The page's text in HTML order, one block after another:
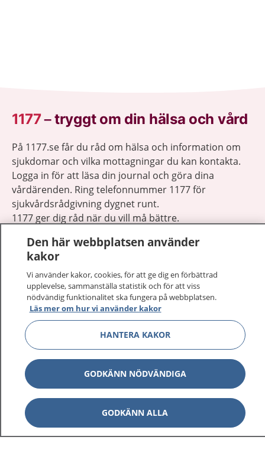
1177–tryggt om din hälsa och vård
På 1177.se får du råd om hälsa och information om
sjukdomar och vilka mottagningar du kan kontakta.
Logga in för att läsa din journal och göra dina
vårdärenden. Ring telefonnummer 1177 för
sjukvårdsrådgivning dygnet runt.
1177 ger dig råd när du vill må bättre.
1177 på flera språk
Om 1177 Visa
Kontakt Visa
Behandling av personuppgifter
Hantering av kakor
Den här webbplatsen använder
kakor
Vi använder kakor, cookies, för att ge dig en förbättrad
upplevelse, sammanställa statistik och för att viss
nödvändig funktionalitet ska fungera på webbplatsen.
Läs mer om hur vi använder kakor
HANTERA KAKOR
GODKÄNN NÖDVÄNDIGA
GODKÄNN ALLA